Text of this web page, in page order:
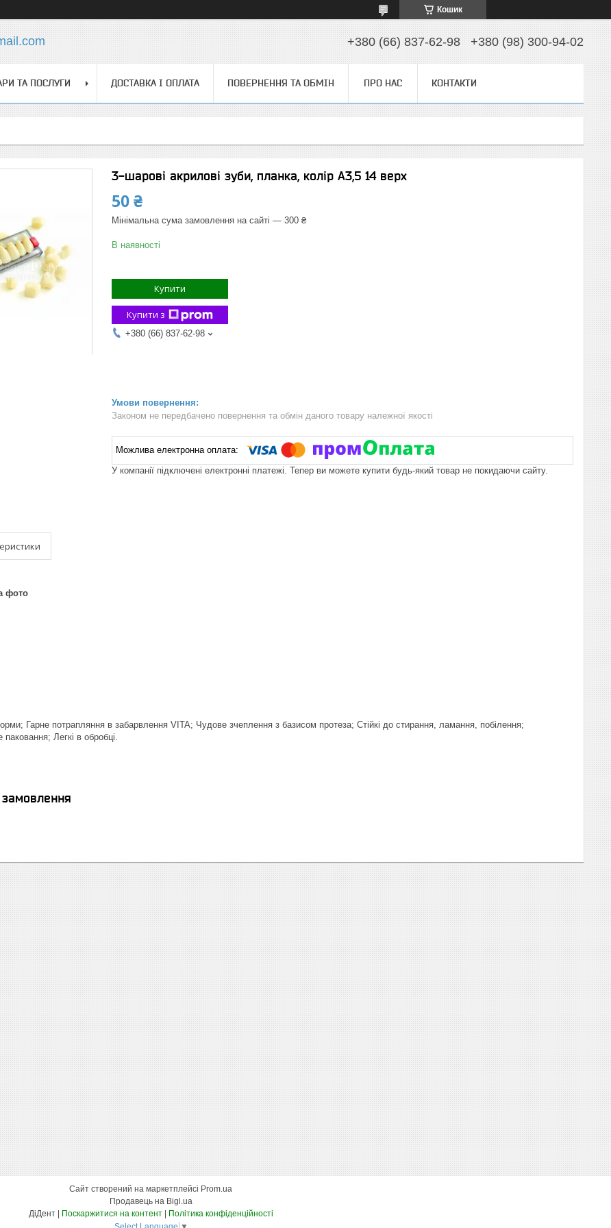
Кошик
+380 (66) 837-62-98 +380 (98) 300-94-02
ТА ПОСЛУГИ ДОСТАВКА І ОПЛАТА ПОВЕРНЕННЯ ТА ОБМІН ПРО НАС КОНТАКТИ
3-шарові акрилові зуби, планка, колір А3,5 14 верх
50 ₴
Мінімальна сума замовлення на сайті — 300 ₴
В наявності
Купити
Купити з
+380 (66) 837-62-98
Законом не передбачено повернення та обмін даного товару належної якості
У компанії підключені електронні платежі. Тепер ви можете купити будь-який товар не покидаючи сайту.
фото
Гарне потрапляння в забарвлення VITA; Чудове зчеплення з базисом протеза; Стійкі до стирання, ламання, побілення;
Легкі в обробці.
Сайт створений на маркетплейсі Prom.ua
Продавець на Bigl.ua
Поскаржитися на контент
Політика конфіденційності